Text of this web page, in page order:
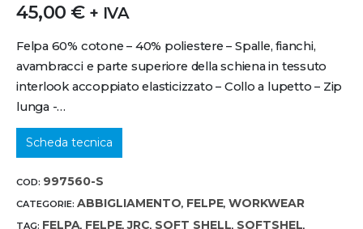
45,00 € + IVA
Felpa 60% cotone – 40% poliestere – Spalle, fianchi,
avambracci e parte superiore della schiena in tessuto
interlook accoppiato elasticizzato – Collo a lupetto – Zip
lunga -…
Scheda tecnica
COD: 997560-S
CATEGORIE: ABBIGLIAMENTO, FELPE, WORKWEAR
TAG: FELPA, FELPE,JRC, SOFT SHELL, SOFTSHEL,